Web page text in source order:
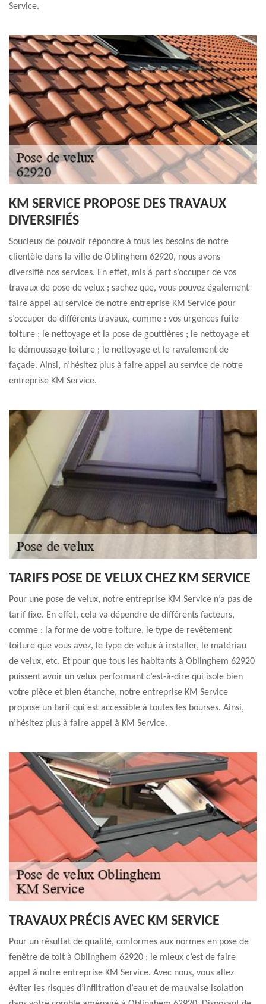
Service.
KM SERVICE PROPOSE DES TRAVAUX
DIVERSIFIÉS
Soucieux de pouvoir répondre à tous les besoins de notre
clientèle dans la ville de Oblinghem 62920, nous avons
diversifié nos services. En effet, mis à part s’occuper de vos
travaux de pose de velux ; sachez que, vous pouvez également
faire appel au service de notre entreprise KM Service pour
s’occuper de différents travaux, comme : vos urgences fuite
toiture ; le nettoyage et la pose de gouttières ; le nettoyage et
le démoussage toiture ; le nettoyage et le ravalement de
façade. Ainsi, n’hésitez plus à faire appel au service de notre
entreprise KM Service.
TARIFS POSE DE VELUX CHEZ KM SERVICE
Pour une pose de velux, notre entreprise KM Service n’a pas de
tarif fixe. En effet, cela va dépendre de différents facteurs,
comme : la forme de votre toiture, le type de revêtement
toiture que vous avez, le type de velux à installer, le matériau
de velux, etc. Et pour que tous les habitants à Oblinghem 62920
puissent avoir un velux performant c’est-à-dire qui isole bien
votre pièce et bien étanche, notre entreprise KM Service
propose un tarif qui est accessible à toutes les bourses. Ainsi,
n’hésitez plus à faire appel à KM Service.
TRAVAUX PRÉCIS AVEC KM SERVICE
Pour un résultat de qualité, conformes aux normes en pose de
fenêtre de toit à Oblinghem 62920 ; le mieux c’est de faire
appel à notre entreprise KM Service. Avec nous, vous allez
éviter les risques d’infiltration d’eau et de mauvaise isolation